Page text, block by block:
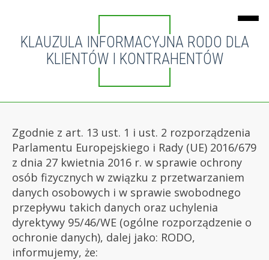
KLAUZULA INFORMACYJNA RODO DLA
KLIENTÓW I KONTRAHENTÓW
Zgodnie z art. 13 ust. 1 i ust. 2 rozporządzenia
Parlamentu Europejskiego i Rady (UE) 2016/679
z dnia 27 kwietnia 2016 r. w sprawie ochrony
osób fizycznych w związku z przetwarzaniem
danych osobowych i w sprawie swobodnego
przepływu takich danych oraz uchylenia
dyrektywy 95/46/WE (ogólne rozporządzenie o
ochronie danych), dalej jako: RODO,
informujemy, że: